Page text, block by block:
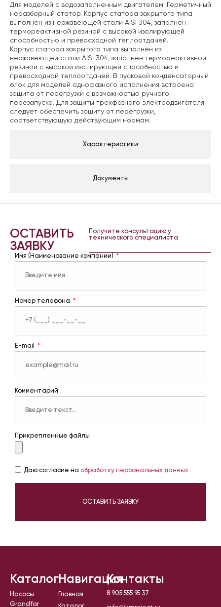
Характеристики
Документы
Для моделей с водозаполненным двигателем: Герметичный
неразборный статор. Корпус статора закрытого типа
выполнен из нержавеющей стали AISI 304, заполнен
термореактивной резиной с высокой изолирующей
способностью и превосходной теплоотдачей.
Корпус статора закрытого типа выполнен из
нержавеющей стали AISI 304, заполнен термореактивной
резиной с высокой изолирующей способностью и
превосходной теплоотдачей. В пусковой конденсаторный
блок для моделей однофазного исполнения встроена
защита от перегрузки с возможностью ручного
перезапуска. Для защиты трехфазного электродвигателя
следует обеспечить защиту от перегрузки,
соответствующую действующим нормам.
ОСТАВИТЬ
ЗАЯВКУ
Получите консультацию у
технического специалиста
Имя (Наименование компании)
Номер телефона
E-mail
Комментарий
Прикрепленные файлы
Даю согласие на обработку персональных данных
ОСТАВИТЬ ЗАЯВКУ
Каталог
Насосы
Grandfar
Навигация
Главная
Контакты
8 905 555 95 37